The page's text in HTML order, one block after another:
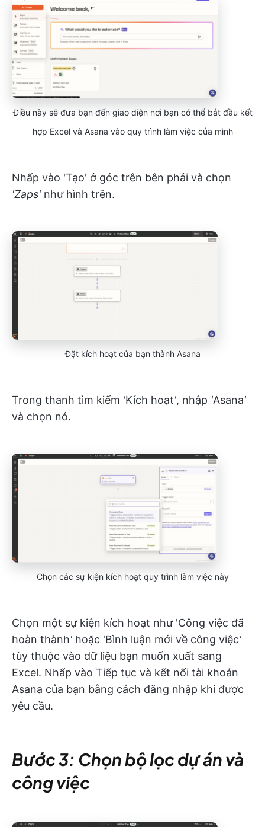
Điều này sẽ đưa bạn đến giao diện nơi bạn có thể bắt đầu kết
hợp Excel và Asana vào quy trình làm việc của mình
Nhấp vào 'Tạo' ở góc trên bên phải và chọn
'Zaps' như hình trên.
Đặt kích hoạt của bạn thành Asana
Trong thanh tìm kiếm 'Kích hoạt', nhập 'Asana'
và chọn nó.
Chọn các sự kiện kích hoạt quy trình làm việc này
Chọn một sự kiện kích hoạt như 'Công việc đã
hoàn thành' hoặc 'Bình luận mới về công việc'
tùy thuộc vào dữ liệu bạn muốn xuất sang
Excel. Nhấp vào Tiếp tục và kết nối tài khoản
Asana của bạn bằng cách đăng nhập khi được
yêu cầu.
Bước 3: Chọn bộ lọc dự án và
công việc